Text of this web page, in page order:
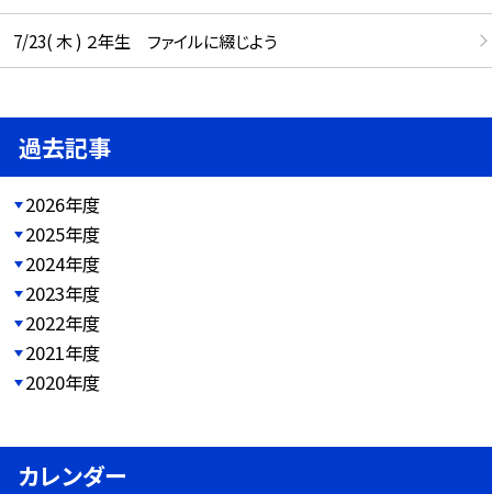
7/23( 木 ) ２年生 ファイルに綴じよう
過去記事
2026年度
2025年度
2024年度
2023年度
2022年度
2021年度
2020年度
カレンダー